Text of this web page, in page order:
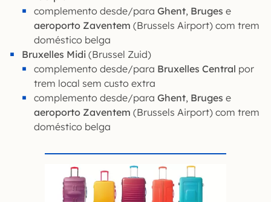
complemento desde/para Ghent, Bruges e
aeroporto Zaventem (Brussels Airport) com trem
doméstico belga
Bruxelles Midi (Brussel Zuid)
complemento desde/para Bruxelles Central por
trem local sem custo extra
complemento desde/para Ghent, Bruges e
aeroporto Zaventem (Brussels Airport) com trem
doméstico belga